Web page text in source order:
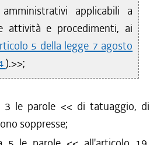
applicabili a
attività e procedimenti, ai
5 della legge 7 agosto
).>>;
3 le parole << di tatuaggio, di
soppresse;